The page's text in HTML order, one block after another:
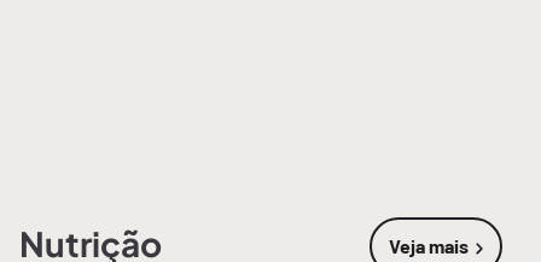
Nutrição Veja mais
sobre